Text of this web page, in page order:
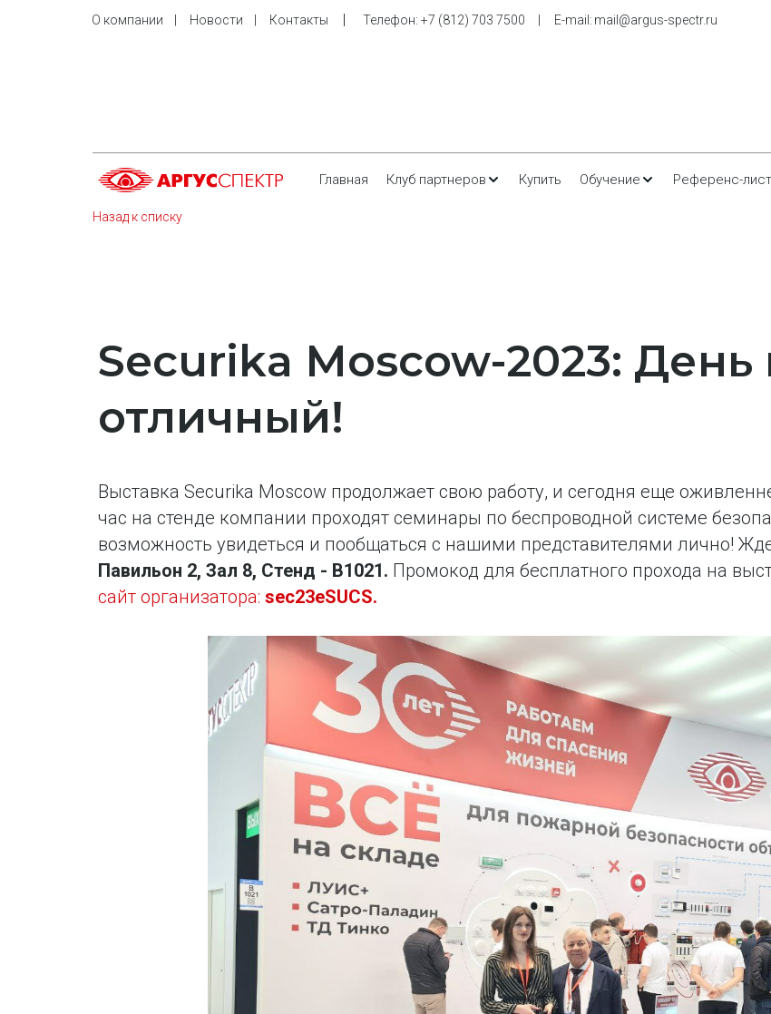
О компании Новости Контакты
    |
Телефон: +7 (812) 703 7500
     |     E-m
ail: mail@argus-spectr.ru
Главная Клуб партнеров Купить Обучение Референс-лист
Назад к списку
Securika Moscow-2023: День
отличный!
Выставка Securika Moscow продолжает свою работу, и сегодня еще
час на стенде компании проходят семинары по беспроводной системе
возможность увидеться и пообщаться с нашими представителями лично!
Павильон 2, Зал 8, Стенд - В1021. Промокод для бесплатного прохода на
сайт организатора: sec23eSUCS.